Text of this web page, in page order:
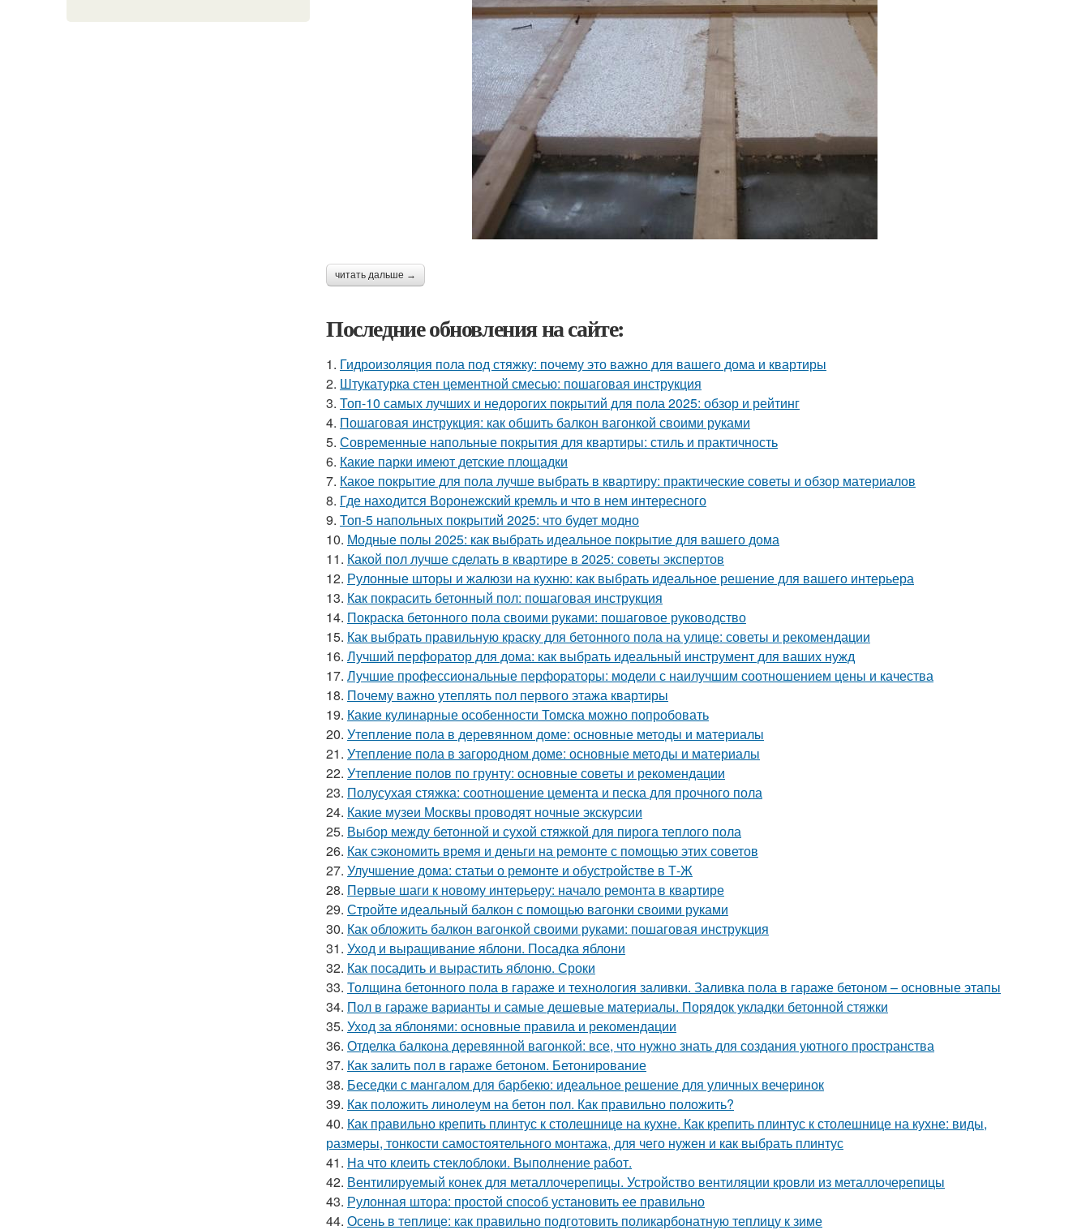
читать дальше →
Последние обновления на сайте:
1. Гидроизоляция пола под стяжку: почему это важно для вашего дома и квартиры
2. Штукатурка стен цементной смесью: пошаговая инструкция
3. Топ-10 самых лучших и недорогих покрытий для пола 2025: обзор и рейтинг
4. Пошаговая инструкция: как обшить балкон вагонкой своими руками
5. Современные напольные покрытия для квартиры: стиль и практичность
6. Какие парки имеют детские площадки
7. Какое покрытие для пола лучше выбрать в квартиру: практические советы и обзор материалов
8. Где находится Воронежский кремль и что в нем интересного
9. Топ-5 напольных покрытий 2025: что будет модно
10. Модные полы 2025: как выбрать идеальное покрытие для вашего дома
11. Какой пол лучше сделать в квартире в 2025: советы экспертов
12. Рулонные шторы и жалюзи на кухню: как выбрать идеальное решение для вашего интерьера
13. Как покрасить бетонный пол: пошаговая инструкция
14. Покраска бетонного пола своими руками: пошаговое руководство
15. Как выбрать правильную краску для бетонного пола на улице: советы и рекомендации
16. Лучший перфоратор для дома: как выбрать идеальный инструмент для ваших нужд
17. Лучшие профессиональные перфораторы: модели с наилучшим соотношением цены и качества
18. Почему важно утеплять пол первого этажа квартиры
19. Какие кулинарные особенности Томска можно попробовать
20. Утепление пола в деревянном доме: основные методы и материалы
21. Утепление пола в загородном доме: основные методы и материалы
22. Утепление полов по грунту: основные советы и рекомендации
23. Полусухая стяжка: соотношение цемента и песка для прочного пола
24. Какие музеи Москвы проводят ночные экскурсии
25. Выбор между бетонной и сухой стяжкой для пирога теплого пола
26. Как сэкономить время и деньги на ремонте с помощью этих советов
27. Улучшение дома: статьи о ремонте и обустройстве в Т-Ж
28. Первые шаги к новому интерьеру: начало ремонта в квартире
29. Стройте идеальный балкон с помощью вагонки своими руками
30. Как обложить балкон вагонкой своими руками: пошаговая инструкция
31. Уход и выращивание яблони. Посадка яблони
32. Как посадить и вырастить яблоню. Сроки
33. Толщина бетонного пола в гараже и технология заливки. Заливка пола в гараже бетоном – основные этапы
34. Пол в гараже варианты и самые дешевые материалы. Порядок укладки бетонной стяжки
35. Уход за яблонями: основные правила и рекомендации
36. Отделка балкона деревянной вагонкой: все, что нужно знать для создания уютного пространства
37. Как залить пол в гараже бетоном. Бетонирование
38. Беседки с мангалом для барбекю: идеальное решение для уличных вечеринок
39. Как положить линолеум на бетон пол. Как правильно положить?
40. Как правильно крепить плинтус к столешнице на кухне. Как крепить плинтус к столешнице на кухне: виды,
размеры, тонкости самостоятельного монтажа, для чего нужен и как выбрать плинтус
41. На что клеить стеклоблоки. Выполнение работ.
42. Вентилируемый конек для металлочерепицы. Устройство вентиляции кровли из металлочерепицы
43. Рулонная штора: простой способ установить ее правильно
44. Осень в теплице: как правильно подготовить поликарбонатную теплицу к зиме